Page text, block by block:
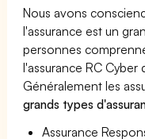
Nous avons
l'assurance est un
personnes
l'assurance RC Cyber
Généralement les
grands types
Assurance